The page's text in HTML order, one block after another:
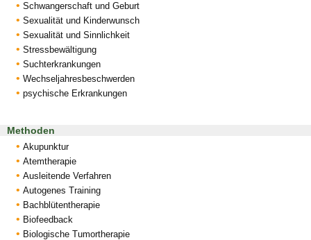
Schwangerschaft und Geburt
Sexualität und Kinderwunsch
Sexualität und Sinnlichkeit
Stressbewältigung
Suchterkrankungen
Wechseljahresbeschwerden
psychische Erkrankungen
Methoden
Akupunktur
Atemtherapie
Ausleitende Verfahren
Autogenes Training
Bachblütentherapie
Biofeedback
Biologische Tumortherapie